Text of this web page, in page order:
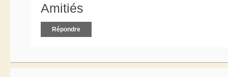
Amitiés
Répondre